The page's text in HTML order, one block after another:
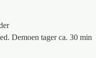
Demoen tager ca. 30 min